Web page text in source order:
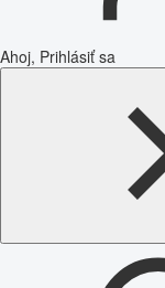
Ahoj, Prihlásiť sa